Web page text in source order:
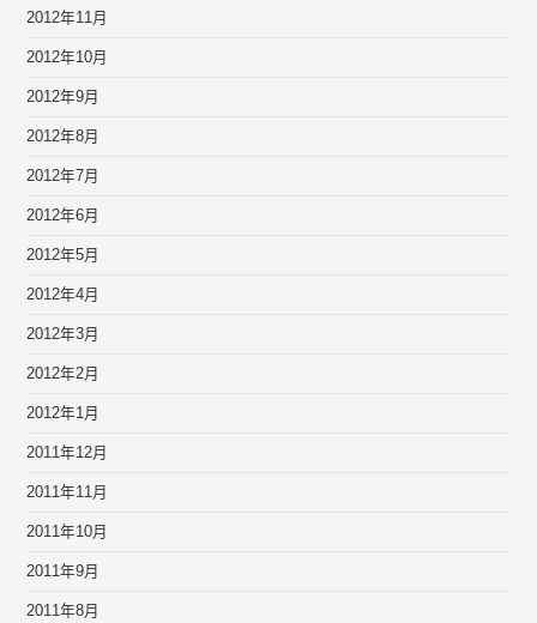
2012年11月
2012年10月
2012年9月
2012年8月
2012年7月
2012年6月
2012年5月
2012年4月
2012年3月
2012年2月
2012年1月
2011年12月
2011年11月
2011年10月
2011年9月
2011年8月